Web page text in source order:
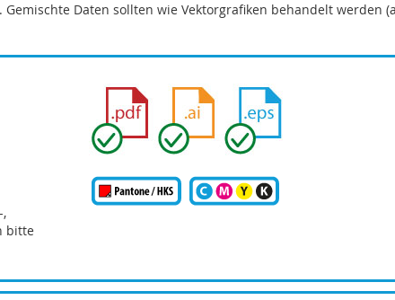
Daten sollten wie Vektorgrafiken behandelt werden
bitte